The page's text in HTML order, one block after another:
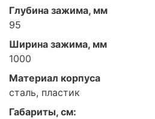
Глубина зажима, мм
95
Ширина зажима, мм
1000
Материал корпуса
сталь, пластик
Габариты, см: